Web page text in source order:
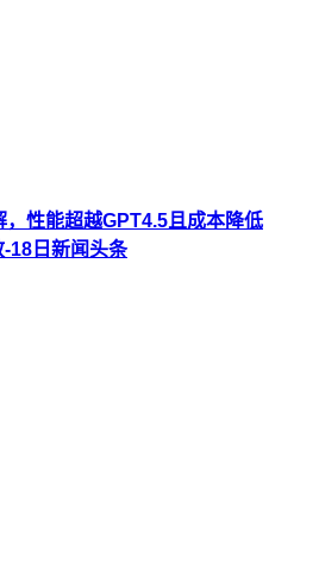
性能超越GPT4.5且成本降低
18日新闻头条